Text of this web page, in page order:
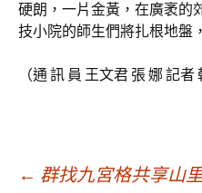
硬朗，一片金黃，在廣袤的
技小院的師生們將扎根地盤
（通 訊 員 王文君 張 娜 記者
← 群找九宮格共享山